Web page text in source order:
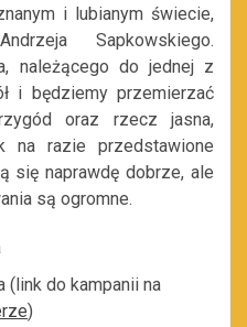
i lubianym świecie,
Sapkowskiego.
należącego do jednej z
i będziemy przemierzać
oraz rzecz jasna,
na razie przedstawione
się naprawdę dobrze, ale
są ogromne.
(link do kampanii na
)